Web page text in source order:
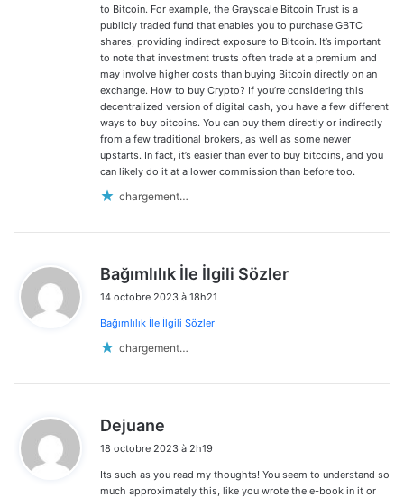
to Bitcoin. For example, the Grayscale Bitcoin Trust is a
publicly traded fund that enables you to purchase GBTC
shares, providing indirect exposure to Bitcoin. It’s important
to note that investment trusts often trade at a premium and
may involve higher costs than buying Bitcoin directly on an
exchange. How to buy Crypto? If you’re considering this
decentralized version of digital cash, you have a few different
ways to buy bitcoins. You can buy them directly or indirectly
from a few traditional brokers, as well as some newer
upstarts. In fact, it’s easier than ever to buy bitcoins, and you
can likely do it at a lower commission than before too.
chargement…
Bağımlılık İle İlgili Sözler
14 octobre 2023 à 18h21
Bağımlılık İle İlgili Sözler
chargement…
Dejuane
t
:
18 octobre 2023 à 2h19
Its such as you read my thoughts! You seem to understand so
much approximately this, like you wrote the e-book in it or